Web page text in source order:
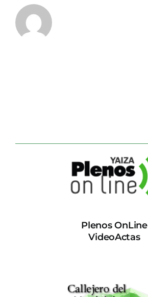
Plenos OnLine
VideoActas